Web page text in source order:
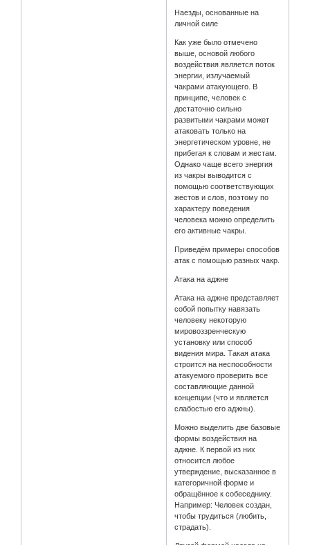
Наезды, основанные на
личной силе
Как уже было отмечено
выше, основой любого
воздействия является поток
энергии, излучаемый
чакрами атакующего. В
принципе, человек с
достаточно сильно
развитыми чакрами может
атаковать только на
энергетическом уровне, не
прибегая к словам и жестам.
Однако чаще всего энергия
из чакры выводится с
помощью соответствующих
жестов и слов, поэтому по
характеру поведения
человека можно определить
его активные чакры.
Приведём примеры способов
атак с помощью разных чакр.
Атака на аджне
Атака на аджне представляет
собой попытку навязать
человеку некоторую
мировоззренческую
установку или способ
видения мира. Такая атака
строится на неспособности
атакуемого проверить все
составляющие данной
концепции (что и является
слабостью его аджны).
Можно выделить две базовые
формы воздействия на
аджне. К первой из них
относится любое
утверждение, высказанное в
категоричной форме и
обращённое к собеседнику.
Например: Человек создан,
чтобы трудиться (любить,
страдать).